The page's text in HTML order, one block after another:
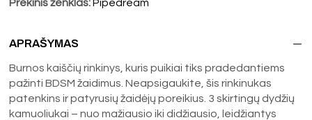
Prekinis ženklas: Pipedream
APRAŠYMAS
Burnos kaiščių rinkinys, kuris puikiai tiks pradedantiems
pažinti BDSM žaidimus. Neapsigaukite, šis rinkinukas
patenkins ir patyrusių žaidėjų poreikius. 3 skirtingų dydžių
kamuoliukai – nuo mažiausio iki didžiausio, leidžiantys